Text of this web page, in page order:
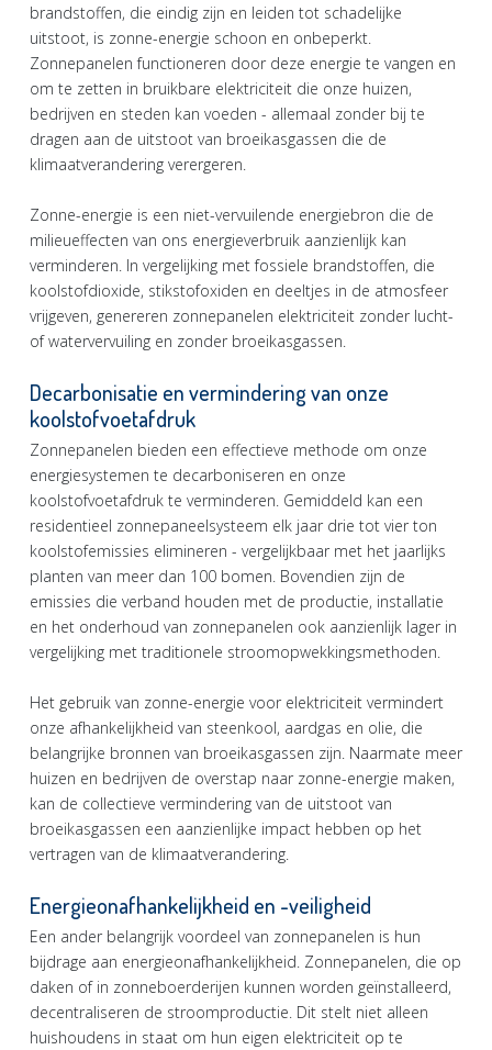
brandstoffen, die eindig zijn en leiden tot schadelijke
uitstoot, is zonne-energie schoon en onbeperkt.
Zonnepanelen functioneren door deze energie te vangen en
om te zetten in bruikbare elektriciteit die onze huizen,
bedrijven en steden kan voeden - allemaal zonder bij te
dragen aan de uitstoot van broeikasgassen die de
klimaatverandering verergeren.
Zonne-energie is een niet-vervuilende energiebron die de
milieueffecten van ons energieverbruik aanzienlijk kan
verminderen. In vergelijking met fossiele brandstoffen, die
koolstofdioxide, stikstofoxiden en deeltjes in de atmosfeer
vrijgeven, genereren zonnepanelen elektriciteit zonder lucht-
of watervervuiling en zonder broeikasgassen.
Decarbonisatie en vermindering van onze
koolstofvoetafdruk
Zonnepanelen bieden een effectieve methode om onze
energiesystemen te decarboniseren en onze
koolstofvoetafdruk te verminderen. Gemiddeld kan een
residentieel zonnepaneelsysteem elk jaar drie tot vier ton
koolstofemissies elimineren - vergelijkbaar met het jaarlijks
planten van meer dan 100 bomen. Bovendien zijn de
emissies die verband houden met de productie, installatie
en het onderhoud van zonnepanelen ook aanzienlijk lager in
vergelijking met traditionele stroomopwekkingsmethoden.
Het gebruik van zonne-energie voor elektriciteit vermindert
onze afhankelijkheid van steenkool, aardgas en olie, die
belangrijke bronnen van broeikasgassen zijn. Naarmate meer
huizen en bedrijven de overstap naar zonne-energie maken,
kan de collectieve vermindering van de uitstoot van
broeikasgassen een aanzienlijke impact hebben op het
vertragen van de klimaatverandering.
Energieonafhankelijkheid en -veiligheid
Een ander belangrijk voordeel van zonnepanelen is hun
bijdrage aan energieonafhankelijkheid. Zonnepanelen, die op
daken of in zonneboerderijen kunnen worden geïnstalleerd,
decentraliseren de stroomproductie. Dit stelt niet alleen
huishoudens in staat om hun eigen elektriciteit op te